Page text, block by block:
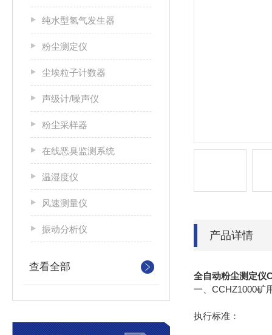
纯水型氢气发生器
粉尘测定仪
尘埃粒子计数器
声级计/噪声仪
粉尘采样器
在线恶臭监测系统
温湿度仪
风速测量仪
振动分析仪
查看全部
产品详情
全自动粉尘测定仪
一、CCHZ1000矿
执行标准：